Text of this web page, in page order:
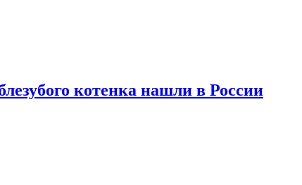
котенка нашли в России